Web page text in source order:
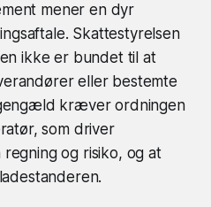
mener en dyr
Skattestyrelsen
ikke er bundet til at
eller bestemte
kræver ordningen
som driver
og risiko, og at